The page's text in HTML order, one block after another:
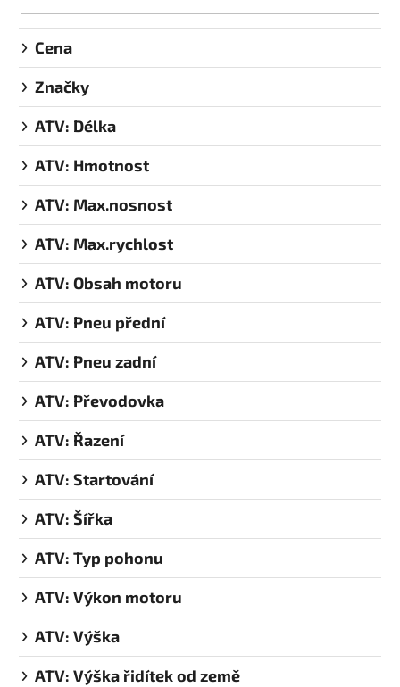
Cena
Značky
ATV: Délka
ATV: Hmotnost
ATV: Max.nosnost
ATV: Max.rychlost
ATV: Obsah motoru
ATV: Pneu přední
ATV: Pneu zadní
ATV: Převodovka
ATV: Řazení
ATV: Startování
ATV: Šířka
ATV: Typ pohonu
ATV: Výkon motoru
ATV: Výška
ATV: Výška řidítek od země